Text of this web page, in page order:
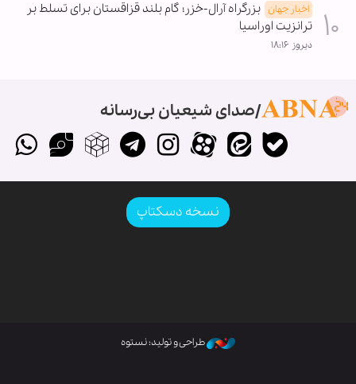
اخبار جهان بزرگراه آرال-خزر؛ گام بلند قزاقستان برای تسلط بر
ترانزیت اوراسیا
دیروز ۱۸:۱۶
صدای شیعیان بی‌رسانه
نسخه دسکتاپ
طراحی و تولید: نستوه